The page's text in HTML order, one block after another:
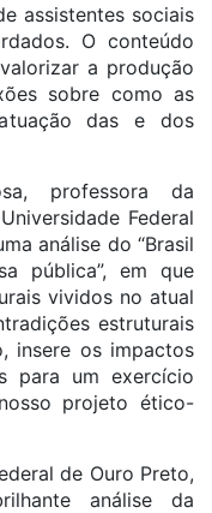
assistentes sociais
O conteúdo
a produção
sobre como as
das e dos
professora da
Federal
análise do “Brasil
pública”, em que
vividos no atual
estruturais
insere os impactos
para um exercício
projeto ético-
de Ouro Preto,
análise da